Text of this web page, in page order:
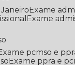
Exame
Exame
Exame pcmso e
Exame ppra e